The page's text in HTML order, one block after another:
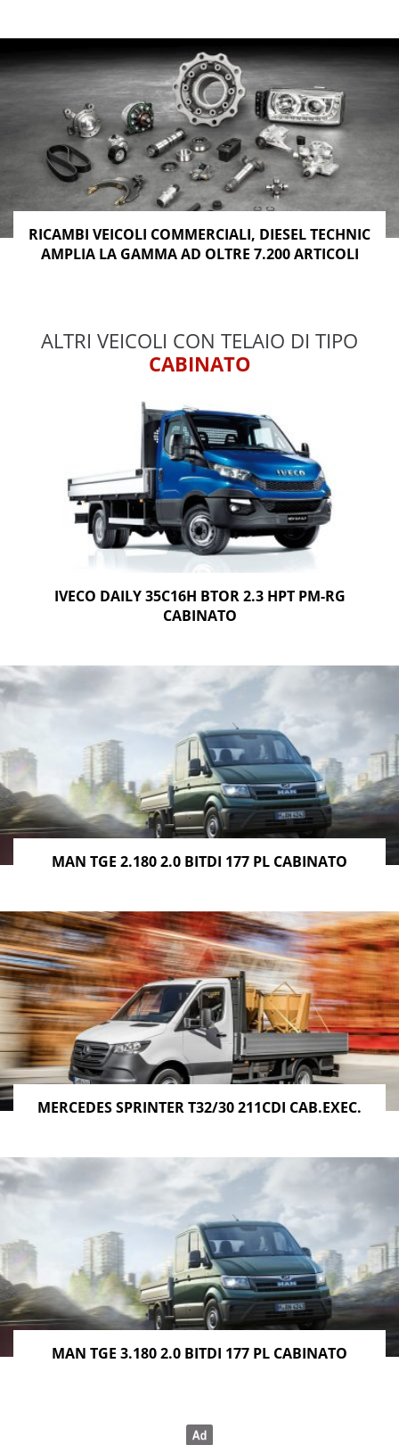
RICAMBI VEICOLI COMMERCIALI, DIESEL TECHNIC
AMPLIA LA GAMMA AD OLTRE 7.200 ARTICOLI
ALTRI VEICOLI CON TELAIO DI TIPO
CABINATO
IVECO DAILY 35C16H BTOR 2.3 HPT PM-RG
CABINATO
MAN TGE 2.180 2.0 BITDI 177 PL CABINATO
MERCEDES SPRINTER T32/30 211CDI CAB.EXEC.
MAN TGE 3.180 2.0 BITDI 177 PL CABINATO